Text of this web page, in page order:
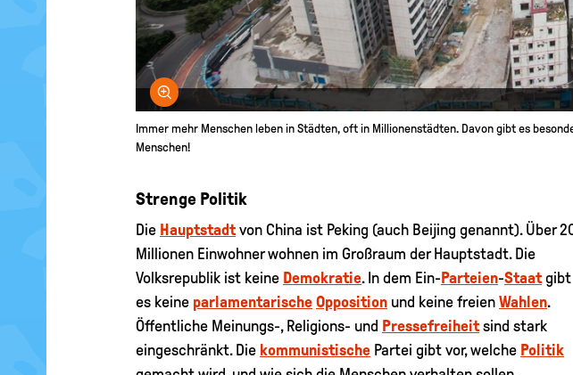
Bild vergrößern
Immer mehr Menschen leben in Städten, oft in Millionenstädten. Davon gibt es
Menschen!
Strenge Politik
Die Hauptstadtvon China ist Peking (auch Beijing genannt). Über
Millionen Einwohner wohnen im Großraum der Hauptstadt. Die
Volksrepublik ist keine Demokratie. In dem Ein- Parteien-Staatgibt
es keine parlamentarische Opposition und keine freien Wahlen.
Öffentliche Meinungs-, Religions- und Pressefreiheitsind stark
eingeschränkt. Die kommunistische Partei gibt vor, welche Politik